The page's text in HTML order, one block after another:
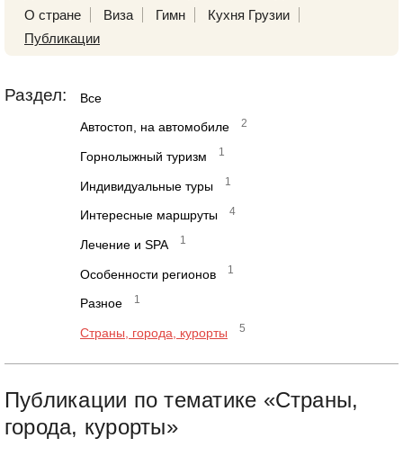
О стране
Виза Гимн
Кухня Грузии
Публикации
Раздел: Все
Автостоп, на автомобиле 2
Горнолыжный туризм 1
Индивидуальные туры 1
Интересные маршруты 4
Лечение и SPA 1
Особенности регионов 1
Разное 1
Страны, города, курорты 5
Публикации по тематике «Страны,
города, курорты»